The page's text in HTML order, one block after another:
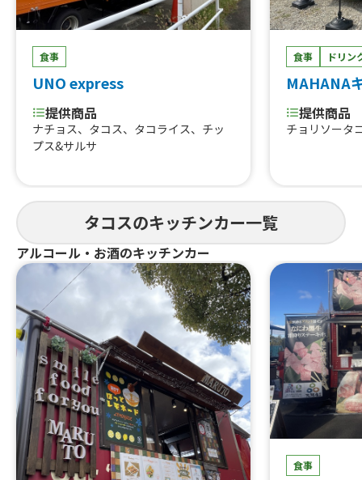
食事
UNO express
提供商品
ナチョス、タコス、タコライス、チッ
プス&サルサ
食事 ドリン
MAHANA
提供商品
チョリソータ
タコスのキッチンカー一覧
アルコール・お酒のキッチンカー
食事